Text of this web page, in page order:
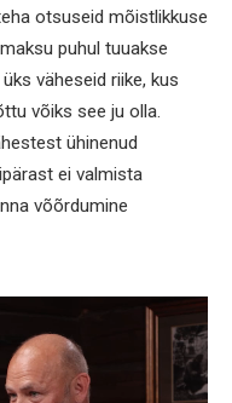
otsuseid mõistlikkuse
puhul tuuakse
väheseid riike, kus
võiks see ju olla.
ühinenud
ei valmista
võõrdumine